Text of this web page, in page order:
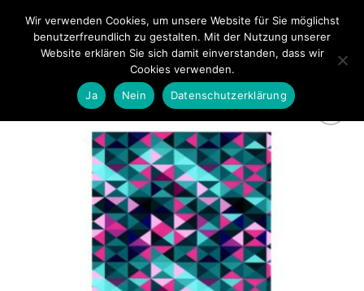
Inhalt
springen
0
Wir verwenden Cookies, um unsere Website für Sie möglichst
benutzerfreundlich zu gestalten. Mit der Nutzung unserer
Website erklären Sie sich damit einverstanden, dass wir
Cookies verwenden.
Ja
Nein Datenschutzerklärung